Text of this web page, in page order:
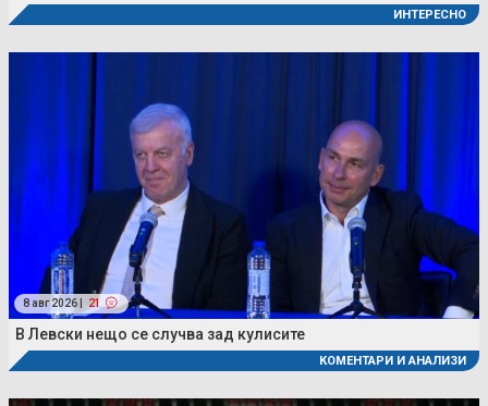
ИНТЕРЕСНО
8 авг 2026 | 21
В Левски нещо се случва зад кулисите
КОМЕНТАРИ И АНАЛИЗИ